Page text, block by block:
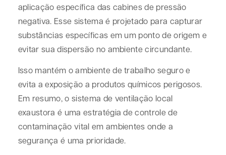
aplicação específica das cabines de pressão
negativa. Esse sistema é projetado para capturar
substâncias específicas em um ponto de origem e
evitar sua dispersão no ambiente circundante.
Isso mantém o ambiente de trabalho seguro e
evita a exposição a produtos químicos perigosos.
Em resumo, o sistema de ventilação local
exaustora é uma estratégia de controle de
contaminação vital em ambientes onde a
segurança é uma prioridade.